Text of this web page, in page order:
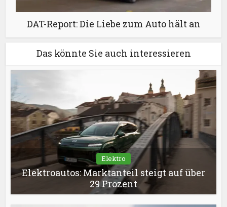
DAT-Report: Die Liebe zum Auto hält an
Das könnte Sie auch interessieren
Elektro
Elektroautos: Marktanteil steigt auf über
29 Prozent